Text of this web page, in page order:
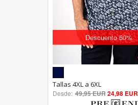
Descuento 50%
5.00
out of 5
Tallas 4XL a 6XL
Desde: 49,95 EUR24,98 EUR